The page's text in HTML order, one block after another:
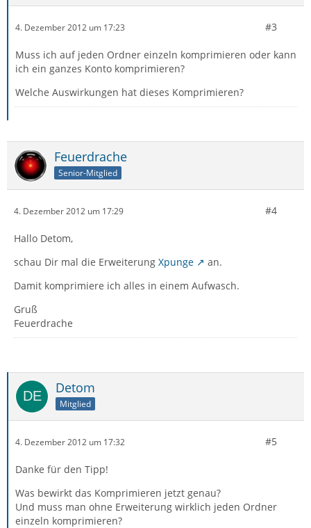
4. Dezember 2012 um 17:23 #3
Muss ich auf jeden Ordner einzeln komprimieren oder kann
ich ein ganzes Konto komprimieren?
Welche Auswirkungen hat dieses Komprimieren?
Feuerdrache
Senior-Mitglied
4. Dezember 2012 um 17:29 #4
Hallo Detom,
schau Dir mal die Erweiterung Xpunge
an.
Damit komprimiere ich alles in einem Aufwasch.
Gruß
Feuerdrache
Detom
Mitglied
4. Dezember 2012 um 17:32 #5
Danke für den Tipp!
Was bewirkt das Komprimieren jetzt genau?
Und muss man ohne Erweiterung wirklich jeden Ordner
einzeln komprimieren?